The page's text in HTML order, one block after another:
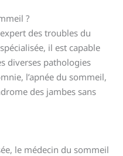
?
des troubles du
il est capable
diverses pathologies
l’apnée du sommeil,
des jambes sans
le médecin du sommeil